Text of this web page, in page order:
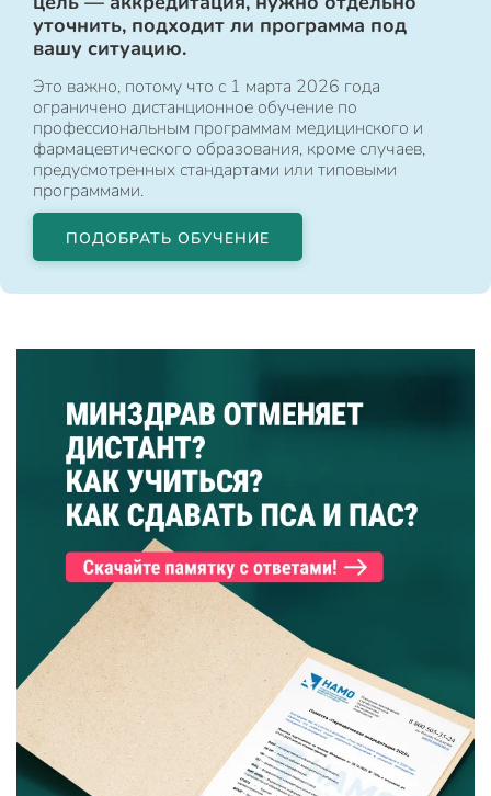
уточнить, подходит ли программа под
вашу ситуацию.
Это важно, потому что с 1 марта 2026 года
ограничено дистанционное обучение по
профессиональным программам медицинского и
фармацевтического образования, кроме случаев,
предусмотренных стандартами или типовыми
программами.
ПОДОБРАТЬ ОБУЧЕНИЕ